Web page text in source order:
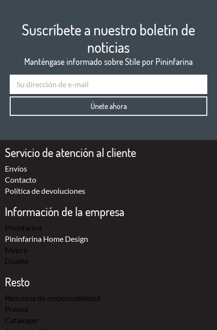
Suscríbete a nuestro boletín de
noticias
Manténgase informado sobre Stile por Pininfarina
Únete ahora
Servicio de atención al cliente
Envíos
Contacto
Política de devoluciones
Información de la empresa
Pininfarina
Pininfarina Home Design
Mepra
Diseño
Resto
Renuncia de responsabilidad
Prensa
Catalogar